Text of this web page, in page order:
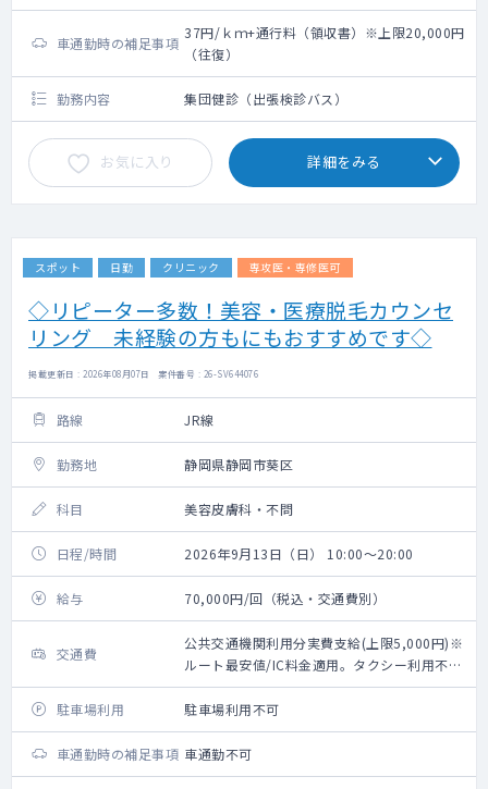
車通勤時の補足事項
37円/ｋｍ+通行料（領収書）※上限20,000円
（往復）
勤務内容 集団健診（出張検診バス）
お気に入り 詳細をみる
スポット 日勤 クリニック 専攻医・専修医可
◇リピーター多数！美容・医療脱毛カウンセ
リング 未経験の方もにもおすすめです◇
掲載更新日 : 2026年08月07日 案件番号 : 26-SV644076
路線 JR線
勤務地 静岡県静岡市葵区
科目 美容皮膚科・不問
日程/時間 2026年9月13日（日） 10:00～20:00
給与 70,000円/回（税込・交通費別）
交通費
公共交通機関利用分実費支給(上限5,000円)※
ルート最安値/IC料金適用。タクシー利用不
可。
駐車場利用
駐車場利用不可
車通勤時の補足事項 車通勤不可